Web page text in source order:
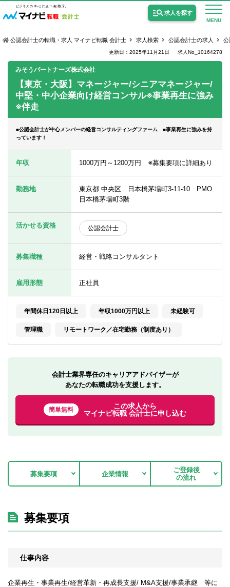
MENU
求人を探す
公認会計士の求人
監査法人の求人
女性会計士の転職
個別転職相談会・セミナー
転職お役立ち情報
ご利用ガイド
公認会計士の転職・求人 マイナビ転職 会計士 求人検索 公認会計士の求人 公
更新日：2025年11月21日 求人No_10164278
みそうパートナーズ株式会社
【東京・大阪】マネージャー/シニアマネージャー/
中堅・中小企業向け経営コンサル※事業再生に強み
※伴走
■公認会計士が中心メンバーの経営コンサルティングファーム ■事業再生に強みを持
っています！
年収 1000万円～1200万円 ※募集要項に詳細あり
勤務地
東京都 中央区 日本橋茅場町3-11-10 PMO
日本橋茅場町3階
活かせる資格 公認会計士
募集職種 経営・戦略コンサルタント
雇用形態 正社員
年間休日120日以上 年収1000万円以上 未経験可
管理職 リモートワーク／在宅勤務（制度あり）
会計士業界専任のキャリアアドバイザーが
あなたの転職成功を支援します。
簡単無料
この求人から
マイナビ転職 会計士に申し込む
募集要項 企業情報
ご登録後
の流れ
募集要項
仕事内容
企業再生・事業再生/経営革新・再成長支援/ M&A支援/事業承継 等に